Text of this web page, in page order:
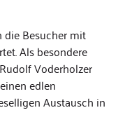
die Besucher mit
Als besondere
Voderholzer
edlen
Austausch in